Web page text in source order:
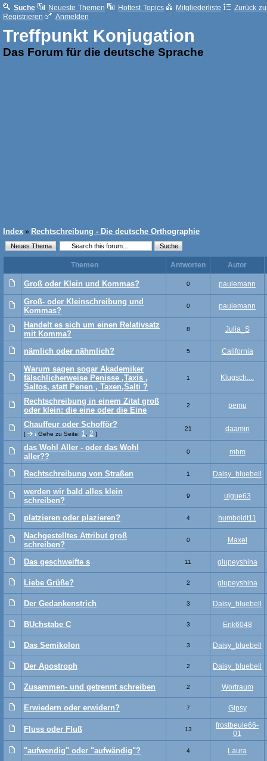
Suche Neueste Themen Hottest Topics Mitgliederliste
Zurück
Registrieren
Anmelden
Treffpunkt Konjugation
Das Forum für die deutsche Sprache
Index » Rechtschreibung - Die deutsche Orthographie
Themen Antworten Autor
Groß oder Klein und Kommas? 0 paulemann
Groß- oder Kleinschreibung und
Kommas?
0 paulemann
Handelt es sich um einen Relativsatz
mit Komma?
8 Julia_S
nämlich oder nähmlich? 5 California
Warum sagen sogar Akademiker
fälschlicherweise Penisse ,Taxis ,
Saltos, statt Penen , Taxen,Salti ?
1 Klugsch....
Rechtschreibung in einem Zitat groß
oder klein: die eine oder die Eine
2 pemu
Chauffeur oder Schofför?
[ Gehe zu Seite: 1 2 ]
21 daamin
das Wohl Aller - oder das Wohl
aller??
0 mbm
Rechtschreibung von Straßen 1 Daisy_bluebell
werden wir bald alles klein
schreiben?
9 ulgue63
platzieren oder plazieren? 4 humboldt11
Nachgestelltes Attribut groß
schreiben?
0 Maxel
Das geschweifte s 11 glupeyshina
Liebe Grüße? 2 glupeyshina
Der Gedankenstrich 3 Daisy_bluebell
BUchstabe C 3 Erik6048
Das Semikolon 3 Daisy_bluebell
Der Apostroph 2 Daisy_bluebell
Zusammen- und getrennt schreiben 2 Wortraum
Erwiedern oder erwidern? 7 Gipsy
Fluss oder Fluß 13
frostbeule66-
01
"aufwendig" oder "aufwändig"? 4 Laura